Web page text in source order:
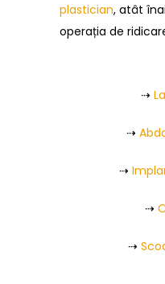
plastician, atât
operația de
⇢
⇢
⇢
⇢
⇢